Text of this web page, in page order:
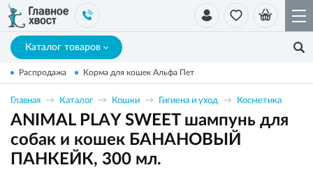
Каталог товаров
Распродажа Корма для кошек Альфа Пет
Главная Каталог Кошки Гигиена и уход Косметика
ANIMAL PLAY SWEET шампунь для
собак и кошек БАНАНОВЫЙ
ПАНКЕЙК, 300 мл.